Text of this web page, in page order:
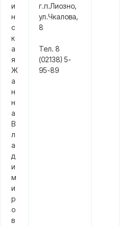
и
н
с
к
а
я
Ж
а
н
н
а
В
л
а
д
и
м
и
р
о
в
г.п.Лиозно,
ул.Чкалова,
8
Тел. 8
(02138) 5-
95-89